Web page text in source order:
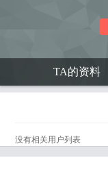
TA的资料
没有相关用户列表